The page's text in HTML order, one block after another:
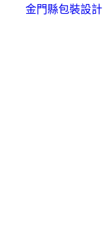
金門縣包裝設計